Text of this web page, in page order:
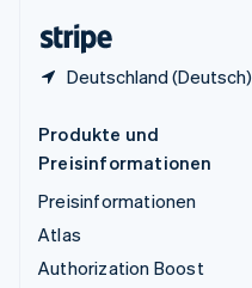
Deutschland (Deutsch)
Produkte und
Preisinformationen
Preisinformationen
Atlas
Authorization Boost